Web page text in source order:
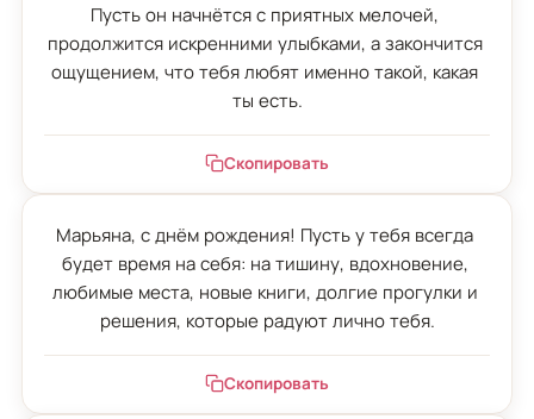
Пусть он начнётся с приятных мелочей,
продолжится искренними улыбками, а закончится
ощущением, что тебя любят именно такой, какая
ты есть.
Скопировать
Марьяна, с днём рождения! Пусть у тебя всегда
будет время на себя: на тишину, вдохновение,
любимые места, новые книги, долгие прогулки и
решения, которые радуют лично тебя.
Скопировать